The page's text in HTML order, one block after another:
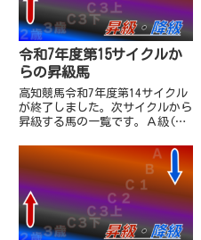
己...
令和7年度第15サイクルか
らの昇級馬
高知競馬令和7年度第14サイクル
が終了しました。次サイクルから
昇級する馬の一覧です。Ａ級(番
(2,000,000)→12,964,000ダノ
ンミカエル（牝5・別...